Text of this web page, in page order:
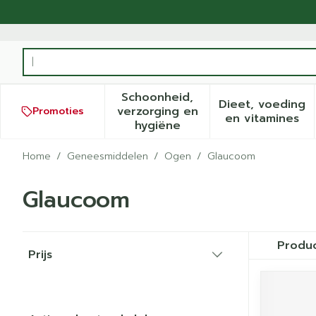
Product, merk, categorie...
Promoties
Schoonheid,
verzorging en
hygiëneToon submenu voor
Dieet, voeding
en vitamines
Toon
Home / Geneesmiddelen / Ogen / Glaucoom
Glaucoom
Prijs